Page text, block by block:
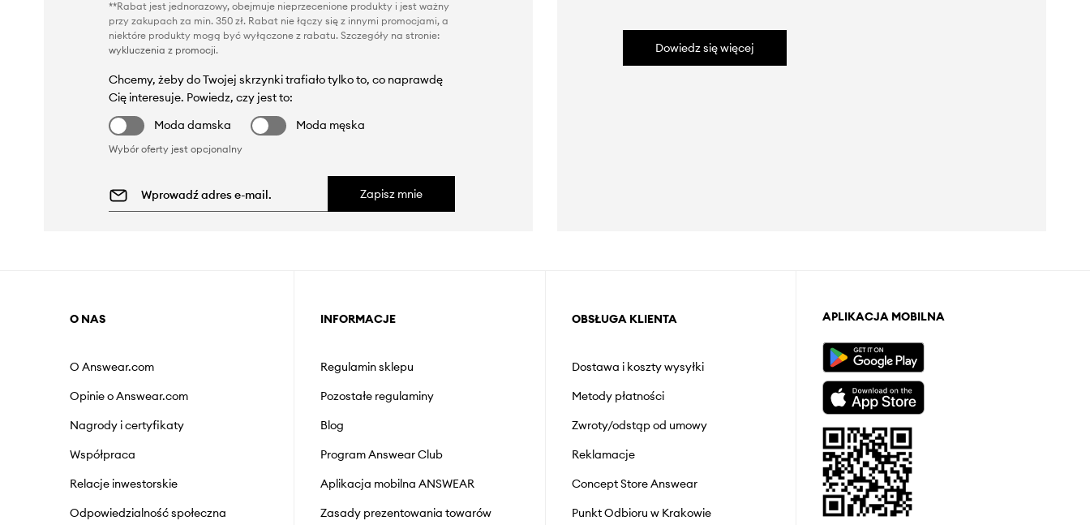
**Rabat jest jednorazowy, obejmuje nieprzecenione produkty i jest ważny
przy zakupach za min. 350 zł. Rabat nie łączy się z innymi promocjami, a
niektóre produkty mogą być wyłączone z rabatu. Szczegóły na stronie:
wykluczenia z promocji.
Chcemy, żeby do Twojej skrzynki trafiało tylko to, co naprawdę
Cię interesuje. Powiedz, czy jest to:
Moda damska
Moda męska
Wybór oferty jest opcjonalny
Zapisz mnie
Dowiedz się więcej
O NAS
O Answear.com
Opinie o Answear.com
Nagrody i certyfikaty
Współpraca
Relacje inwestorskie
Odpowiedzialność społeczna
INFORMACJE
Regulamin sklepu
Pozostałe regulaminy
Blog
Program Answear Club
Aplikacja mobilna ANSWEAR
Zasady prezentowania towarów
OBSŁUGA KLIENTA
Dostawa i koszty wysyłki
Metody płatności
Zwroty/odstąp od umowy
Reklamacje
Concept Store Answear
Punkt Odbioru w Krakowie
APLIKACJA MOBILNA